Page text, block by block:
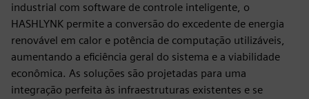
industrial com software de controle inteligente, o
HASHLYNK permite a conversão do excedente de energia
renovável em calor e potência de computação utilizáveis,
aumentando a eficiência geral do sistema e a viabilidade
econômica. As soluções são projetadas para uma
integração perfeita às infraestruturas existentes e se